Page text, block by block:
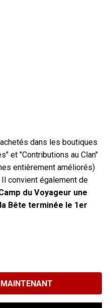
dans les boutiques
et "Contributions au Clan"
entièrement améliorés)
Il convient également de
du Voyageur une
Bête terminée le 1er